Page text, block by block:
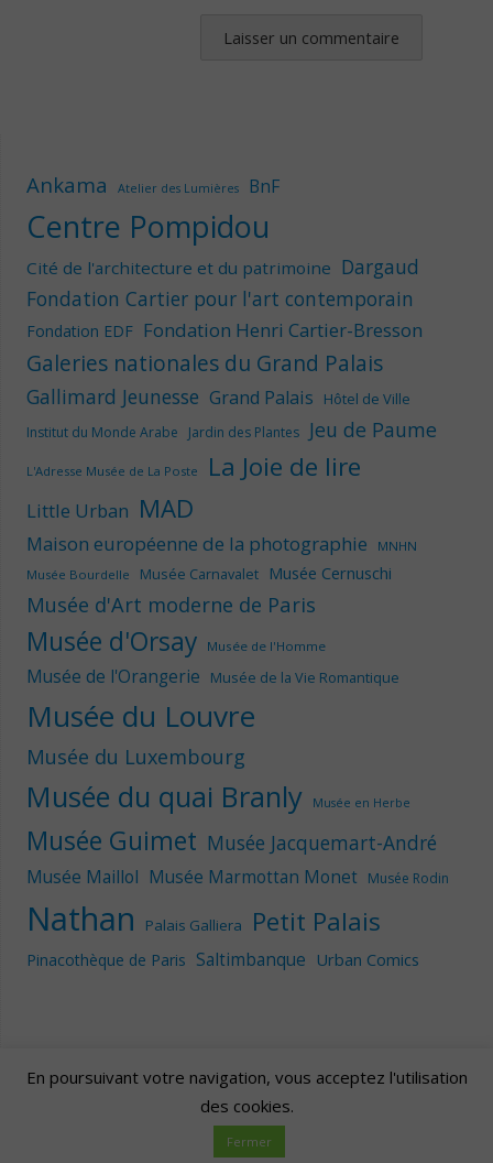
Ankama Atelier des Lumières BnF
Centre Pompidou
Cité de l'architecture et du patrimoine Dargaud
Fondation Cartier pour l'art contemporain
Fondation EDF Fondation Henri Cartier-Bresson
Galeries nationales du Grand Palais
Gallimard Jeunesse Grand Palais Hôtel de Ville
Institut du Monde Arabe Jardin des Plantes Jeu de Paume
L'Adresse Musée de La Poste La Joie de lire
Little Urban MAD
Maison européenne de la photographie
MNHN
Musée Bourdelle
Musée Carnavalet Musée Cernuschi
Musée d'Art moderne de Paris
Musée d'Orsay Musée de l'Homme
Musée de l'Orangerie Musée de la Vie Romantique
Musée du Louvre
Musée du Luxembourg
Musée du quai Branly Musée en Herbe
Musée Guimet Musée Jacquemart-André
Musée Maillol Musée Marmottan Monet Musée Rodin
Nathan Palais Galliera Petit Palais
Pinacothèque de Paris Saltimbanque Urban Comics
| Fièrement propulsé par
En poursuivant votre navigation, vous acceptez l'utilisation
des cookies.
Fermer